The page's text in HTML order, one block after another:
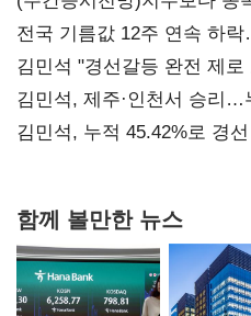
전국 기름값 12주 연속 하
김민석 "경선갈등 완전 제
사과부터"
김민석, 제주·인천서 승리…
탈환'(종합)
김민석, 누적 45.42%로 경
함께 볼만한 뉴스